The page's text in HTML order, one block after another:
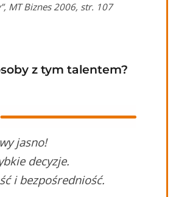
MT Biznes 2006, str. 107
z tym talentem?
jasno!
decyzje.
i bezpośredniość.